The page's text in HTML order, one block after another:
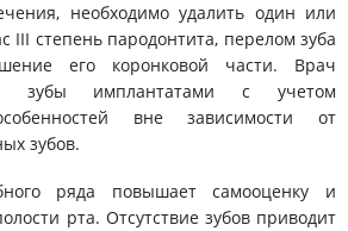
необходимо удалить один или
III степень пародонтита, перелом зуба
его коронковой части. Врач
зубы имплантатами с учетом
вне зависимости от
зубов.
ряда повышает самооценку и
рта. Отсутствие зубов приводит